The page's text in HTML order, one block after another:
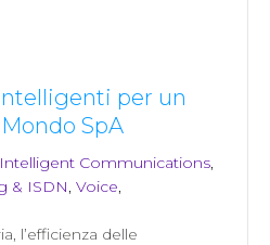
per un
SpA
Intelligent Communications
& ISDN Voice
l’efficienza delle